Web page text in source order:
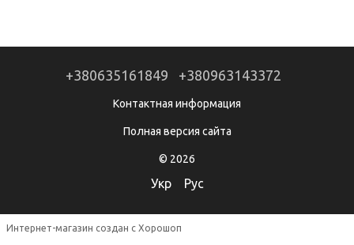
+380635161849 +380963143372
Контактная информация
Полная версия сайта
© 2026
Укр Рус
Интернет-магазин создан с Хорошоп